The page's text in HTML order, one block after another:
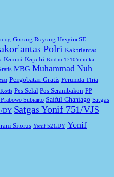
Gotong Royong Hasyim SE
Polri Kakorlantas
Kammi Kapolri Kodim 1710/mimika
MBG Muhammad Nuh
Pengobatan Gratis Perumda Tirta
Kotis Pos Selal Pos Serambakon PP
Prabowo Subianto Saiful Chaniago Satgas
DY Satgas Yonif 751/VJS
Sitorus Yonif 521/DY Yonif